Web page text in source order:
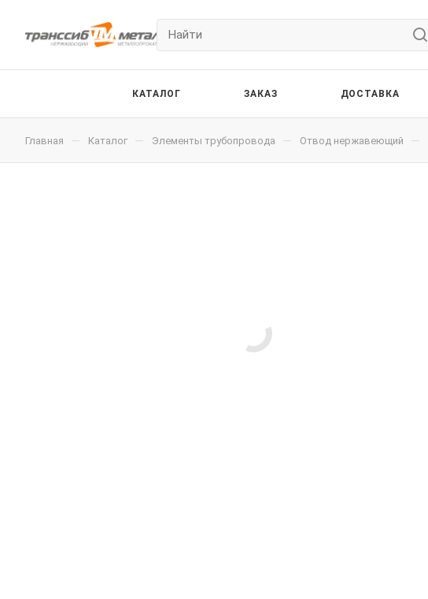
КАТАЛОГ ЗАКАЗ ДОСТАВКА
Главная — Каталог — Элементы трубопровода — Отвод нержавеющий —